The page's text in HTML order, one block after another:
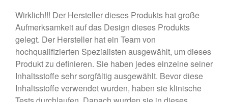
Wirklich!!! Der Hersteller dieses Produkts hat große
Aufmerksamkeit auf das Design dieses Produkts
gelegt. Der Hersteller hat ein Team von
hochqualifizierten Spezialisten ausgewählt, um dieses
Produkt zu definieren. Sie haben jedes einzelne seiner
Inhaltsstoffe sehr sorgfältig ausgewählt. Bevor diese
Inhaltsstoffe verwendet wurden, haben sie klinische